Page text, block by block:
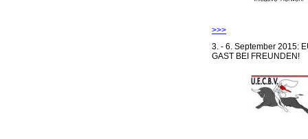
>>>
3. - 6. September 2015:
GAST BEI FREUNDEN!